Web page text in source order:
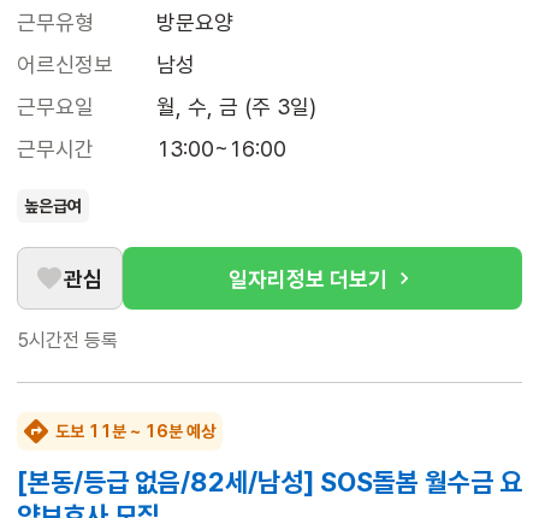
근무유형
방문요양
어르신정보
남성
근무요일
월, 수, 금 (주 3일)
근무시간
13:00~16:00
높은급여
관심 일자리정보 더보기
5시간전 등록
도보 11분 ~ 16분 예상
[본동/등급 없음/82세/남성] SOS돌봄 월수금 요